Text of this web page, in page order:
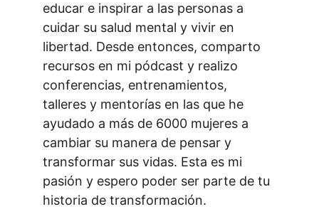
educar e inspirar a las personas a
cuidar su salud mental y vivir en
libertad. Desde entonces, comparto
recursos en mi pódcast y realizo
conferencias, entrenamientos,
talleres y mentorías en las que he
ayudado a más de 6000 mujeres a
cambiar su manera de pensar y
transformar sus vidas. Esta es mi
pasión y espero poder ser parte de tu
historia de transformación.